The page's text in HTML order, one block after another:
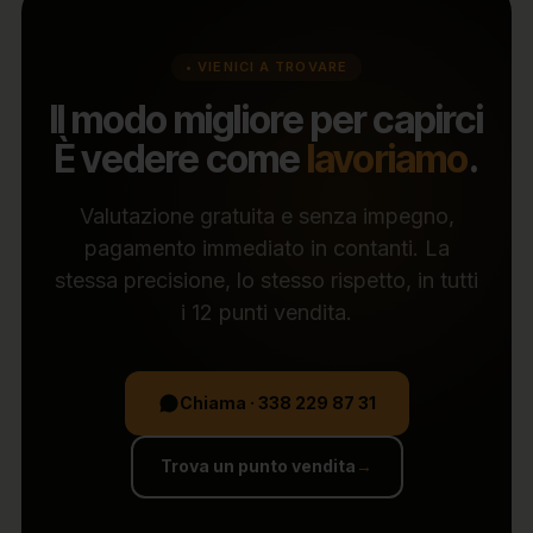
• VIENICI A TROVARE
Il modo migliore per capirci
È vedere comelavoriamo.
Valutazione gratuita e senza impegno,
pagamento immediato in contanti. La
stessa precisione, lo stesso rispetto, in tutti
i 12 punti vendita.
Chiama · 338 229 87 31
Trova un punto vendita →